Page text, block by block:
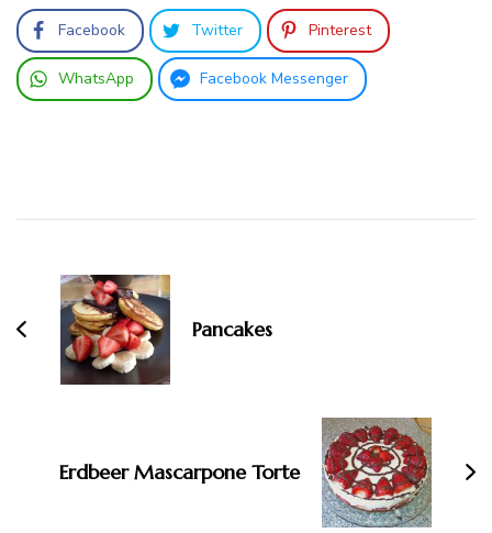
Facebook Twitter Pinterest
WhatsApp Facebook Messenger
Pancakes
Erdbeer Mascarpone Torte